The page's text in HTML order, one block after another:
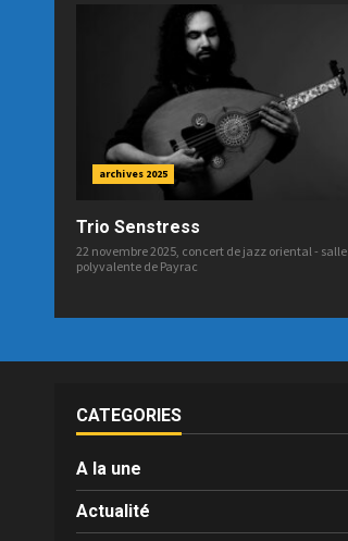
archives 2025
Trio Senstress
22 novembre 2025, concert de jazz oriental - salle
polyvalente de Payrac
CATEGORIES
A la une
Actualité